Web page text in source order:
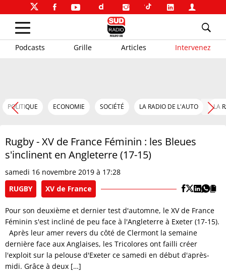
Podcasts Grille Articles Intervenez
POLITIQUE ECONOMIE SOCIÉTÉ LA RADIO DE L'AUTO LA
Rugby - XV de France Féminin : les Bleues
s'inclinent en Angleterre (17-15)
samedi 16 novembre 2019 à 17:28
RUGBY
XV de France
Pour son deuxième et dernier test d'automne, le XV de France
Féminin s'est incliné de peu face à l'Angleterre à Exeter (17-15).
Après leur amer revers du côté de Clermont la semaine
dernière face aux Anglaises, les Tricolores ont failli créer
l'exploit sur la pelouse d'Exeter ce samedi en début d'après-
midi. Grâce à deux […]